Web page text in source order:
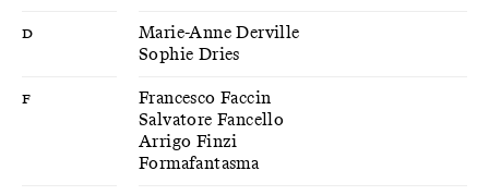
D
Marie-Anne Derville
Sophie Dries
F
Francesco Faccin
Salvatore Fancello
Arrigo Finzi
Formafantasma